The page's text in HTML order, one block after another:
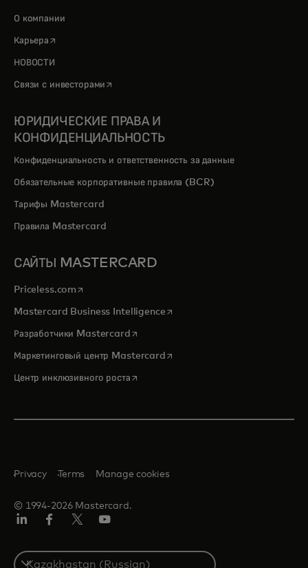
О компании
Карьера opens in a new tab
НОВОСТИ
Связи с инвесторами opens in a new tab
ЮРИДИЧЕСКИЕ ПРАВА И
КОНФИДЕНЦИАЛЬНОСТЬ
Конфиденциальность и ответственность за данные
Обязательные корпоративные правила (BCR)
Тарифы Mastercard
Правила Mastercard
САЙТЫ MASTERCARD
Priceless.com opens in a new tab
Mastercard Business Intelligenceopens in a new tab
Разработчики Mastercardopens in a new tab
Маркетинговый центр Mastercardopens in a new tab
Центр инклюзивного ростаopens in a new tab
© 1994-2026 Mastercard.
Privacy Terms Manage cookies
Select